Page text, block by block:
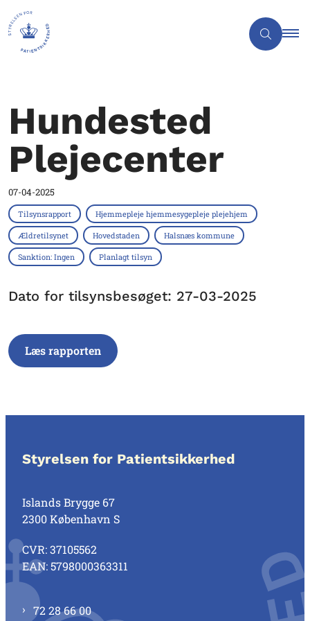
Hundested
Plejecenter
07-04-2025
Tilsynsrapport Hjemmepleje hjemmesygepleje plejehjem
Ældretilsynet Hovedstaden Halsnæs kommune
Sanktion: Ingen Planlagt tilsyn
Dato for tilsynsbesøget: 27-03-2025
Læs rapporten
Styrelsen for Patientsikkerhed
Islands Brygge 67
2300 København S
CVR: 37105562
EAN: 5798000363311
72 28 66 00